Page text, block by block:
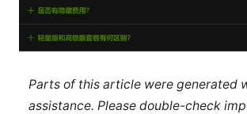
Parts of this article were generated
assistance. Please double-check